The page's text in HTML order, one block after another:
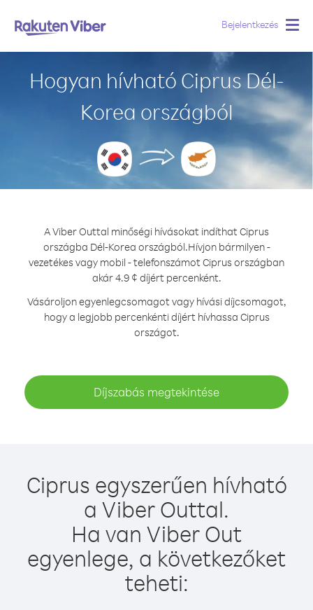
Bejelentkezés
Hogyan hívható Ciprus Dél-
Korea országból
A Viber Outtal minőségi hívásokat indíthat Ciprus
országba Dél-Korea országból.Hívjon bármilyen -
vezetékes vagy mobil - telefonszámot Ciprus országban
akár 4.9 ¢ díjért percenként.
Vásároljon egyenlegcsomagot vagy hívási díjcsomagot,
hogy a legjobb percenkénti díjért hívhassa Ciprus
országot.
Díjszabás megtekintése
Ciprus egyszerűen hívható
a Viber Outtal.
Ha van Viber Out
egyenlege, a következőket
teheti: